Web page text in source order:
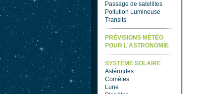
Passage de satellites
Pollution Lumineuse
Transits
PRÉVISIONS MÉTÉO
POUR L'ASTRONOMIE
SYSTÈME SOLAIRE
Astéroïdes
Comètes
Lune